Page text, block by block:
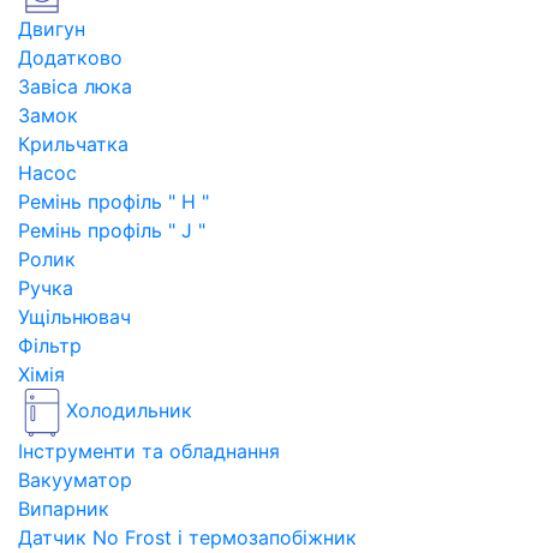
Двигун
Додатково
Завіса люка
Замок
Крильчатка
Насос
Ремінь профіль " H "
Ремінь профіль " J "
Ролик
Ручка
Ущільнювач
Фільтр
Хімія
Холодильник
Інструменти та обладнання
Вакууматор
Випарник
Датчик No Frost і термозапобіжник